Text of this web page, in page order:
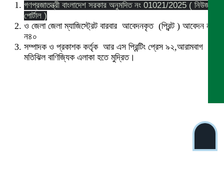
গণপ্রজাতন্ত্রী বাংলাদেশ সরকার অনুমদিত নং 01021/2025 ( নিউজ
পোর্টাল )
ও জেলা জেলা ম্যাজিস্ট্রেট বারবার আবেদনকৃত (প্রিন্ট ) আবেদন নং
ন৪০
সম্পাদক ও প্রকাশক কর্তৃক আর এস প্রিন্টিং প্রেস ৯২,আরামবাগ
মতিঝিল বাণিজ্যিক এলাকা হতে মুদ্রিত।